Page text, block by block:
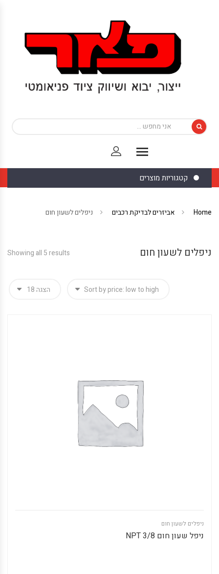
קטגוריות מוצרים
Home אביזרים לבדיקת רכבים ניפלים לשעון חום
ניפלים לשעון חום Showing all 5 results
ניפלים לשעון חום
ניפל שעון חום 3/8 NPT